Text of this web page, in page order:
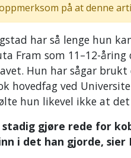
på at denne
har så lenge hun
Fram som 11–12-
Hun har sågar
hovedfag ved
hun likevel ikke at
stadig gjøre rede for
i det han gjorde, sier